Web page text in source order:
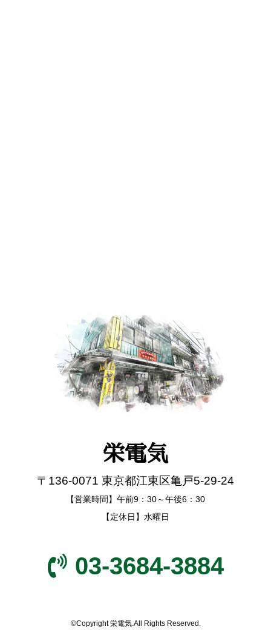
栄電気
〒136-0071 東京都江東区亀戸5-29-24
【営業時間】午前9：30～午後6：30
【定休日】水曜日
03-3684-3884
©Copyright 栄電気.All Rights Reserved.